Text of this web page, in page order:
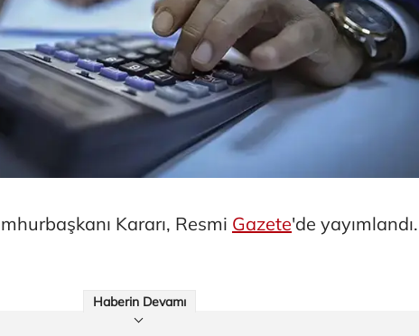
Kararı, Resmi Gazete'de yayımlandı.
Haberin Devamı